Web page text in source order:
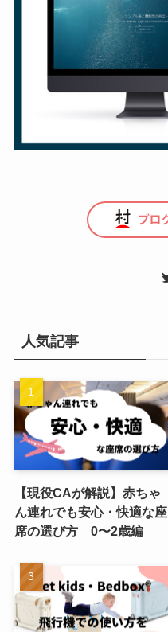
人気記事
【現役CAが解説】赤ちゃ
ん連れでも安心・快適な座
席の選び方 0〜2歳編